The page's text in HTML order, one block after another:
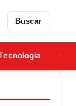
Buscar